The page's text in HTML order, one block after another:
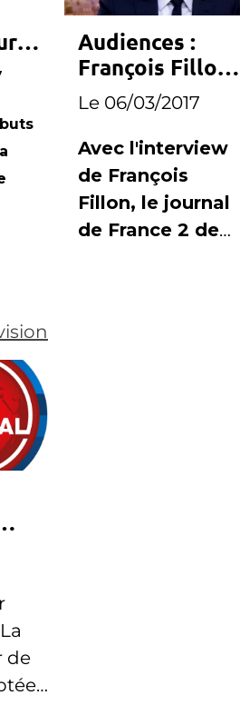
Audiences :
François Fillon
offre le record
au journal de
France 2
Le 06/03/2017
Avec l'interview
de François
Fillon, le journal
de France 2 de
de